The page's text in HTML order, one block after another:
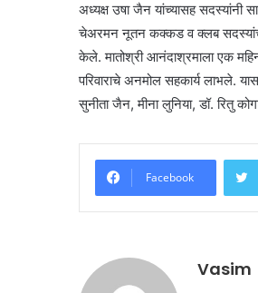
अध्यक्ष उषा जैन यांच्यासह सदस्यांनी
चेअरमन नूतन कक्कड व क्लब सदस्यांची
केले. मातोश्री आनंदाश्रमाला एक
परिवाराचे अनमोल सहकार्य लाभले.
सुनीता जैन, मीना लुनिया, डॉ. रितु
Facebook
Vasim